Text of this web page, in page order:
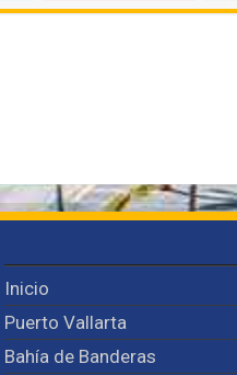
Inicio
Puerto Vallarta
Bahía de Banderas